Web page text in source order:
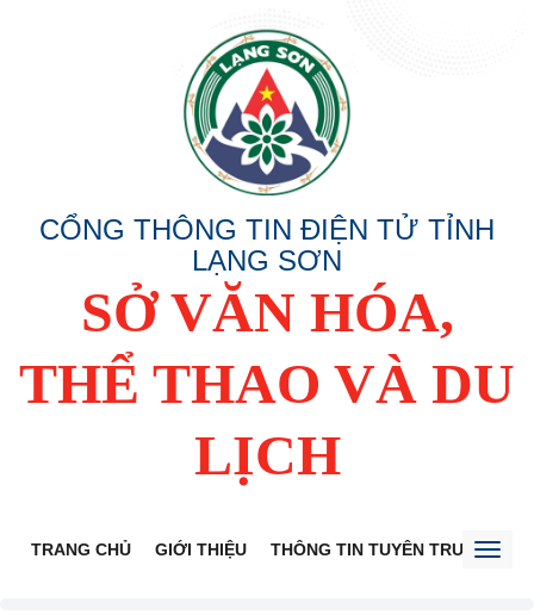
CỔNG THÔNG TIN ĐIỆN TỬ TỈNH
LẠNG SƠN
SỞ VĂN HÓA,
THỂ THAO VÀ DU
LỊCH
TRANG CHỦ GIỚI THIỆU THÔNG TIN TUYÊN TRUYỀN